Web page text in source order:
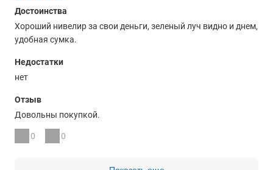
Достоинства
Хороший нивелир за свои деньги, зеленый луч видно и днем,
удобная сумка.
Недостатки
нет
Отзыв
Довольны покупкой.
0 0